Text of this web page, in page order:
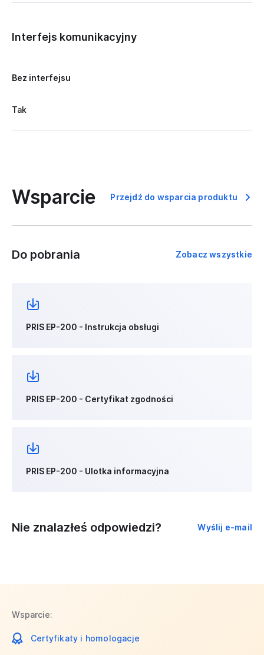
Interfejs komunikacyjny
Bez interfejsu
Tak
Wsparcie Przejdź do wsparcia produktu
Do pobrania Zobacz wszystkie
PRIS EP-200 - Instrukcja obsługi
PRIS EP-200 - Certyfikat zgodności
PRIS EP-200 - Ulotka informacyjna
Nie znalazłeś odpowiedzi? Wyślij e-mail
Wsparcie:
Certyfikaty i homologacje